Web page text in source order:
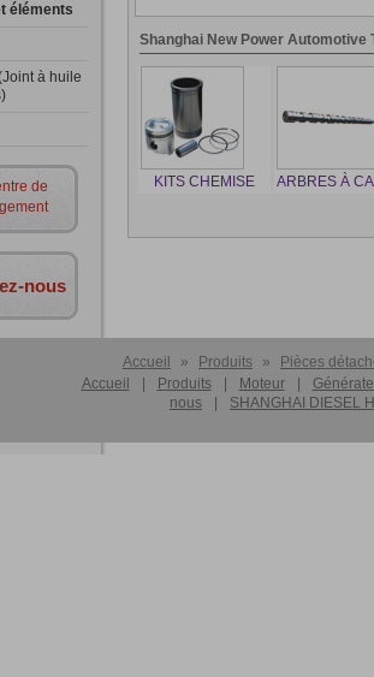
éléments
à huile
de
nous
Shanghai New Power
KITS CHEMISE ARBRES À
Accueil » Produits »
Pièces
Accueil
Produits Moteur
nous
SHANGHAI DIESEL